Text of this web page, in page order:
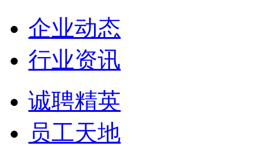
企业动态
行业资讯
诚聘精英
员工天地